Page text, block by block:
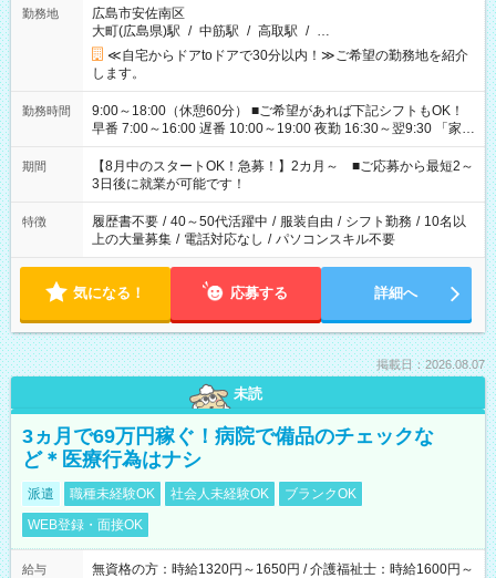
勤務地
広島市安佐南区
大町(広島県)駅 / 中筋駅 / 高取駅 / …
≪自宅からドアtoドアで30分以内！≫ご希望の勤務地を紹介
します。
勤務時間
9:00～18:00（休憩60分） ■ご希望があれば下記シフトもOK！
早番 7:00～16:00 遅番 10:00～19:00 夜勤 16:30～翌9:30 「家族
と休みを合わせたい」 「余裕を持って夕飯の準備がしたい」
「できれば残業はしたくない」 など、ご希望を教えてください
ね。 ※Wワーク希望の方へ 今ご覧のお仕事で希望する勤務時間
と、もう1つのお仕事の勤務時間。 合計で週40時間を超える場
合は応募できません。
期間
【8月中のスタートOK！急募！】2カ月～ ■ご応募から最短2～
3日後に就業が可能です！
特徴 履歴書不要 / 40～50代活躍中 / 服装自由 / シフト勤務 / 10名以
上の大量募集 / 電話対応なし / パソコンスキル不要
気になる！ 応募する 詳細へ
掲載日：2026.08.07
未読
3ヵ月で69万円稼ぐ！病院で備品のチェックな
ど＊医療行為はナシ
派遣 職種未経験OK 社会人未経験OK
ブランクOK
WEB登録・面接OK
給与
無資格の方：時給1320円～1650円 / 介護福祉士：時給1600円～